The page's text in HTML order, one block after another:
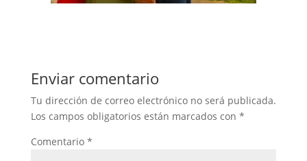
Enviar comentario
Tu dirección de correo electrónico no será publicada.
Los campos obligatorios están marcados con *
Comentario *